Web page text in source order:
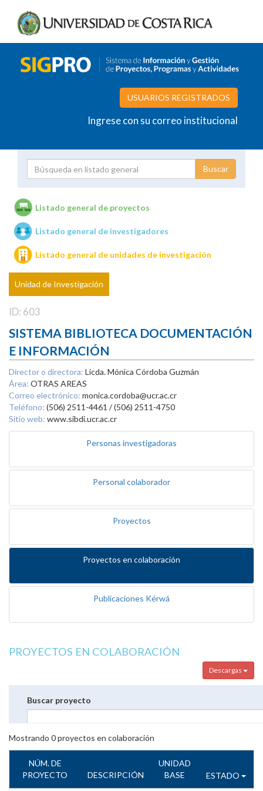
USUARIOS REGISTRADOS
Ingrese con su correo institucional
Unidades de investigación
Listado general de proyectos
Listado general de investigadores
Listado general de unidades de investigación
Unidad de Investigación
ID: 603
SISTEMA BIBLIOTECA DOCUMENTACIÓN
E INFORMACIÓN
Director o directora: Licda. Mónica Córdoba Guzmán
Área: OTRAS AREAS
Correo electrónico: monica.cordoba@ucr.ac.cr
Teléfono: (506) 2511-4461 / (506) 2511-4750
Sitio web: www.sibdi.ucr.ac.cr
Personas investigadoras
Personal colaborador
Proyectos
Proyectos en colaboración
Publicaciones Kérwá
PROYECTOS EN COLABORACIÓN
Descargas
Buscar proyecto
Mostrando 0proyectos en colaboración
NÚM. DE
PROYECTO
DESCRIPCIÓN
UNIDAD
BASE
ESTADO